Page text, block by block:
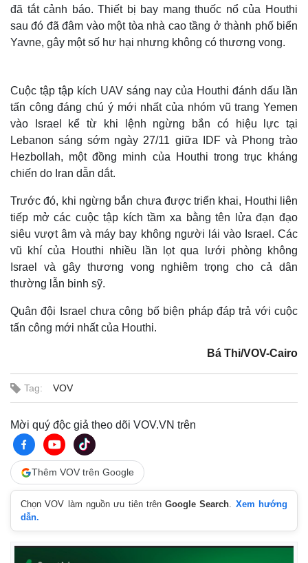
Thế giới
Quan sát
Multimedia
Infographic
đã tắt cảnh báo. Thiết bị bay mang thuốc nổ của Houthi
sau đó đã đâm vào một tòa nhà cao tầng ở thành phố biển
Yavne, gây một số hư hại nhưng không có thương vong.
Cuộc tập tập kích UAV sáng nay của Houthi đánh dấu lần
tấn công đáng chú ý mới nhất của nhóm vũ trang Yemen
vào Israel kể từ khi lệnh ngừng bắn có hiệu lực tại
Lebanon sáng sớm ngày 27/11 giữa IDF và Phong trào
Hezbollah, một đồng minh của Houthi trong trục kháng
chiến do Iran dẫn dắt.
Trước đó, khi ngừng bắn chưa được triển khai, Houthi liên
tiếp mở các cuộc tập kích tầm xa bằng tên lửa đạn đạo
siêu vượt âm và máy bay không người lái vào Israel. Các
vũ khí của Houthi nhiều lần lọt qua lưới phòng không
Israel và gây thương vong nghiêm trọng cho cả dân
thường lẫn binh sỹ.
Quân đội Israel chưa công bố biện pháp đáp trả với cuộc
tấn công mới nhất của Houthi.
Bá Thi/VOV-Cairo
Tag: VOV
Mời quý độc giả theo dõi VOV.VN trên
Thêm VOV trên Google
Chọn VOV làm nguồn ưu tiên trênGoogle Search. Xem hướng
dẫn.